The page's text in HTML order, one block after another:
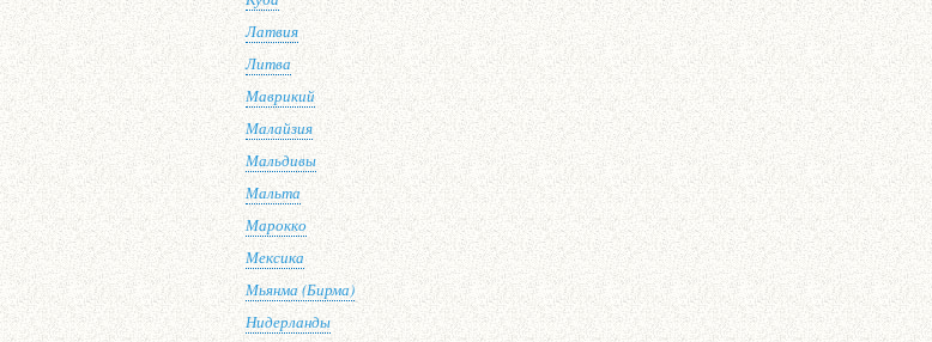
Латвия
Литва
Маврикий
Малайзия
Мальдивы
Мальта
Марокко
Мексика
Мьянма (Бирма)
Нидерланды